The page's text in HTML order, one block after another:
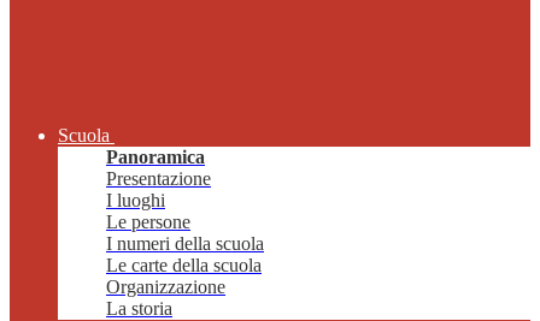
Scuola
Panoramica
Presentazione
I luoghi
Le persone
I numeri della scuola
Le carte della scuola
Organizzazione
La storia